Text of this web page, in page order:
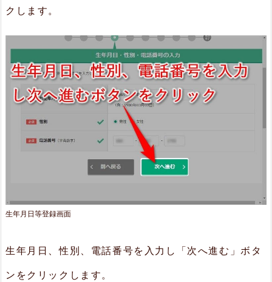
クします。
生年月日等登録画面
生年月日、性別、電話番号を入力し「次へ進む」ボタ
ンをクリックします。